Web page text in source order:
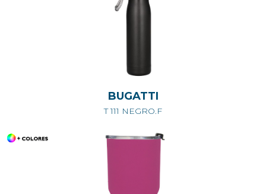
BUGATTI
T 111 NEGRO.F